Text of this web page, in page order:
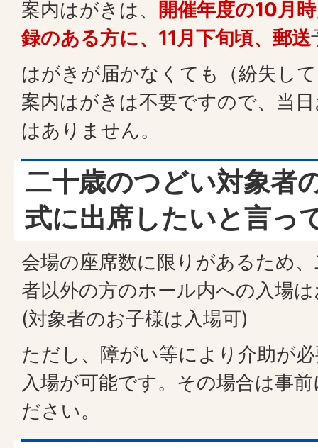
案内はがきは、
開催年度の10月
録のある方に、11月下旬頃、郵送
はがきが届かなくても（紛失し
案内はがきは不要ですので、当
はありません。
二十歳のつどい対象者
式に出席したいと言っ
会場の座席数に限りがあるため
者以外の方のホール内への入場
(対象者のお子様は入場可)
ただし、障がい等により介助が
入場が可能です。その場合は事
ださい。